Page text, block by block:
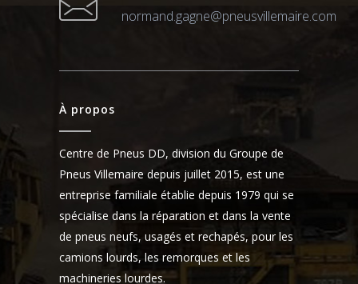
normand.gagne@pneusvillemaire.com
À propos
Centre de Pneus DD, division du Groupe de
Pneus Villemaire depuis juillet 2015, est une
entreprise familiale établie depuis 1979 qui se
spécialise dans la réparation et dans la vente
de pneus neufs, usagés et rechapés, pour les
camions lourds, les remorques et les
machineries lourdes.